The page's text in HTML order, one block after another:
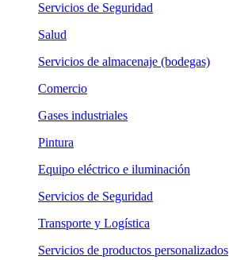
Servicios de Seguridad
Salud
Servicios de almacenaje (bodegas)
Comercio
Gases industriales
Pintura
Equipo eléctrico e iluminación
Servicios de Seguridad
Transporte y Logística
Servicios de productos personalizados